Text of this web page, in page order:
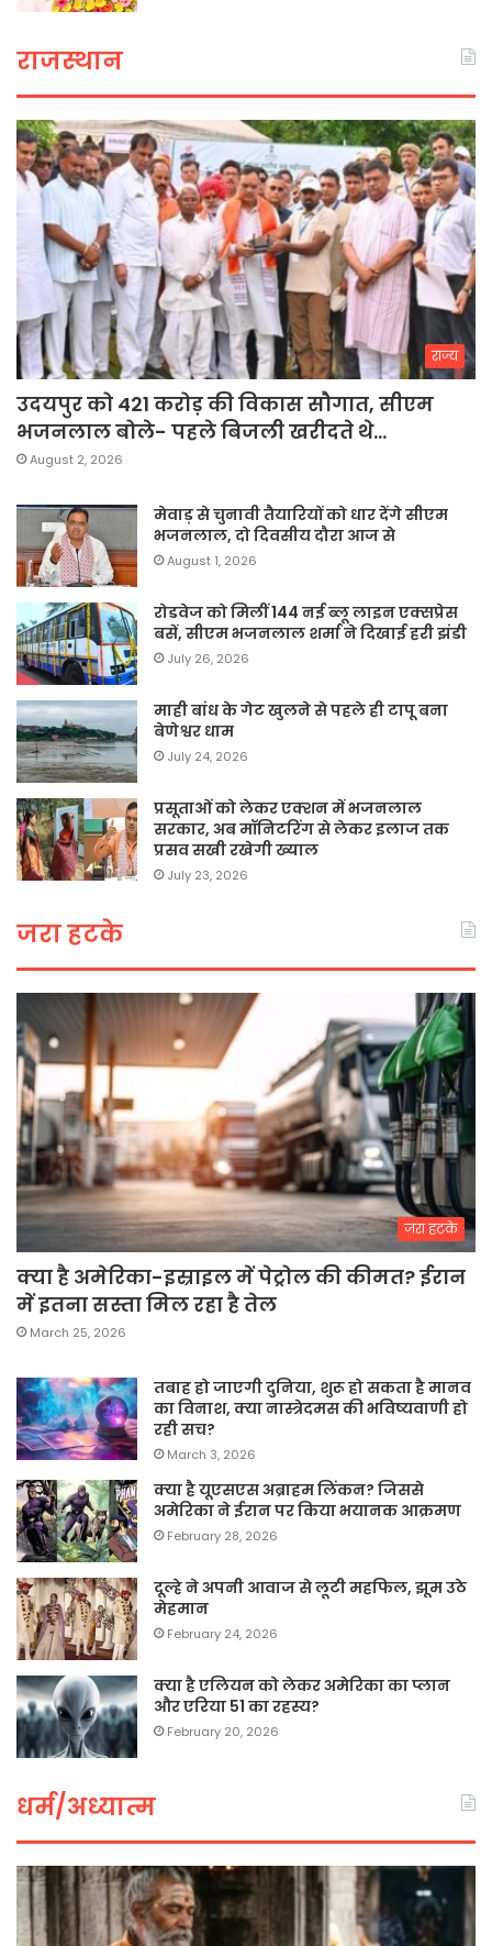
राजस्थान
राज्य
उदयपुर को 421 करोड़ की विकास सौगात, सीएम
भजनलाल बोले- पहले बिजली खरीदते थे…
August 2, 2026
मेवाड़ से चुनावी तैयारियों को धार देंगे सीएम
भजनलाल, दो दिवसीय दौरा आज से
August 1, 2026
रोडवेज को मिलीं 144 नई ब्लू लाइन एक्सप्रेस
बसें, सीएम भजनलाल शर्मा ने दिखाई हरी झंडी
July 26, 2026
माही बांध के गेट खुलने से पहले ही टापू बना
बेणेश्वर धाम
July 24, 2026
प्रसूताओं को लेकर एक्शन में भजनलाल
सरकार, अब मॉनिटरिंग से लेकर इलाज तक
प्रसव सखी रखेगी ख्याल
July 23, 2026
जरा हटके
जरा हटके
क्या है अमेरिका-इस्राइल में पेट्रोल की कीमत? ईरान
में इतना सस्ता मिल रहा है तेल
March 25, 2026
तबाह हो जाएगी दुनिया, शुरू हो सकता है मानव
का विनाश, क्या नास्त्रेदमस की भविष्यवाणी हो
रही सच?
March 3, 2026
क्या है यूएसएस अब्राहम लिंकन? जिससे
अमेरिका ने ईरान पर किया भयानक आक्रमण
February 28, 2026
दूल्हे ने अपनी आवाज से लूटी महफिल, झूम उठे
मेहमान
February 24, 2026
क्या है एलियन को लेकर अमेरिका का प्लान
और एरिया 51 का रहस्य?
February 20, 2026
धर्म/अध्यात्म